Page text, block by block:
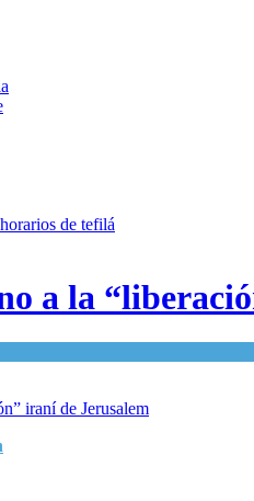
de tefilá
a la